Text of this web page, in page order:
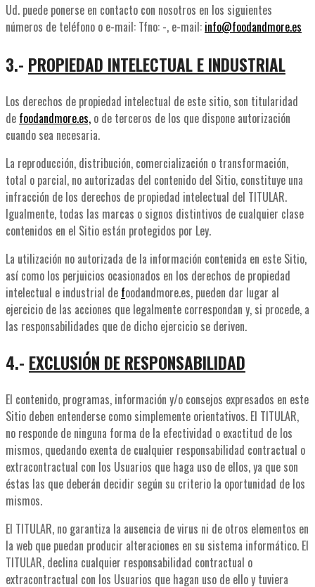
Ud. puede ponerse en contacto con nosotros en los siguientes
números de teléfono o e-mail: Tfno: -, e-mail: info@foodandmore.es
3.- PROPIEDAD INTELECTUAL E INDUSTRIAL
Los derechos de propiedad intelectual de este sitio, son titularidad
de foodandmore.es, o de terceros de los que dispone autorización
cuando sea necesaria.
La reproducción, distribución, comercialización o transformación,
total o parcial, no autorizadas del contenido del Sitio, constituye una
infracción de los derechos de propiedad intelectual del TITULAR.
Igualmente, todas las marcas o signos distintivos de cualquier clase
contenidos en el Sitio están protegidos por Ley.
La utilización no autorizada de la información contenida en este Sitio,
así como los perjuicios ocasionados en los derechos de propiedad
intelectual e industrial de foodandmore.es, pueden dar lugar al
ejercicio de las acciones que legalmente correspondan y, si procede, a
las responsabilidades que de dicho ejercicio se deriven.
4.- EXCLUSIÓN DE RESPONSABILIDAD
El contenido, programas, información y/o consejos expresados en este
Sitio deben entenderse como simplemente orientativos. El TITULAR,
no responde de ninguna forma de la efectividad o exactitud de los
mismos, quedando exenta de cualquier responsabilidad contractual o
extracontractual con los Usuarios que haga uso de ellos, ya que son
éstas las que deberán decidir según su criterio la oportunidad de los
mismos.
El TITULAR, no garantiza la ausencia de virus ni de otros elementos en
la web que puedan producir alteraciones en su sistema informático. El
TITULAR, declina cualquier responsabilidad contractual o
extracontractual con los Usuarios que hagan uso de ello y tuviera